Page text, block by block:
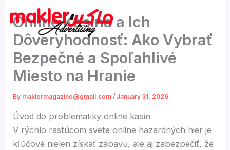
content
Online Kasína a Ich
Dôveryhodnosť: Ako Vybrať
Bezpečné a Spoľahlivé
Miesto na Hranie
By maklermagazine@gmail.com/ January 31, 2026
Úvod do problematiky online kasín
V rýchlo rastúcom svete online hazardných hier je
kľúčové nielen získať zábavu, ale aj zabezpečiť, že